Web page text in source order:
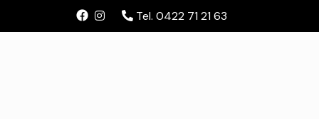
Tel. 0422 71 21 63